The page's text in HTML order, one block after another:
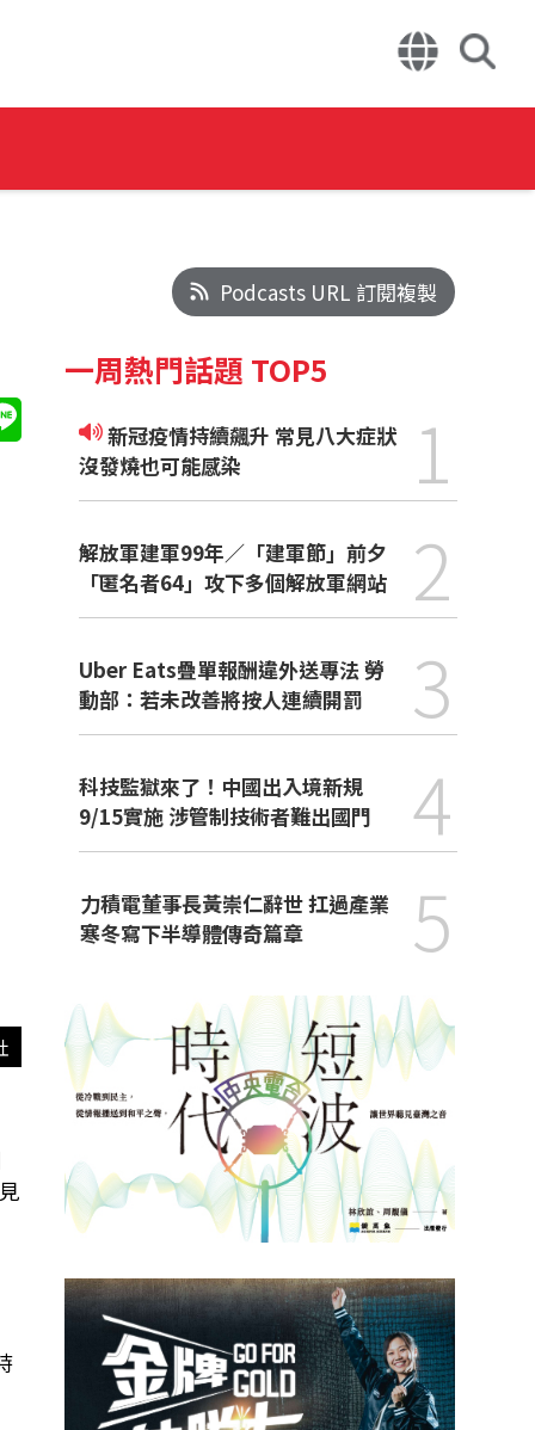
Podcasts URL 訂閱複製
一周熱門話題 TOP5
新冠疫情持續飆升 常見八大症狀
沒發燒也可能感染
1
解放軍建軍99年／「建軍節」前夕
「匿名者64」攻下多個解放軍網站
2
Uber Eats疊單報酬違外送專法 勞
動部：若未改善將按人連續開罰
3
科技監獄來了！中國出入境新規
9/15實施 涉管制技術者難出國門
4
力積電董事長黃崇仁辭世 扛過產業
寒冬寫下半導體傳奇篇章
5